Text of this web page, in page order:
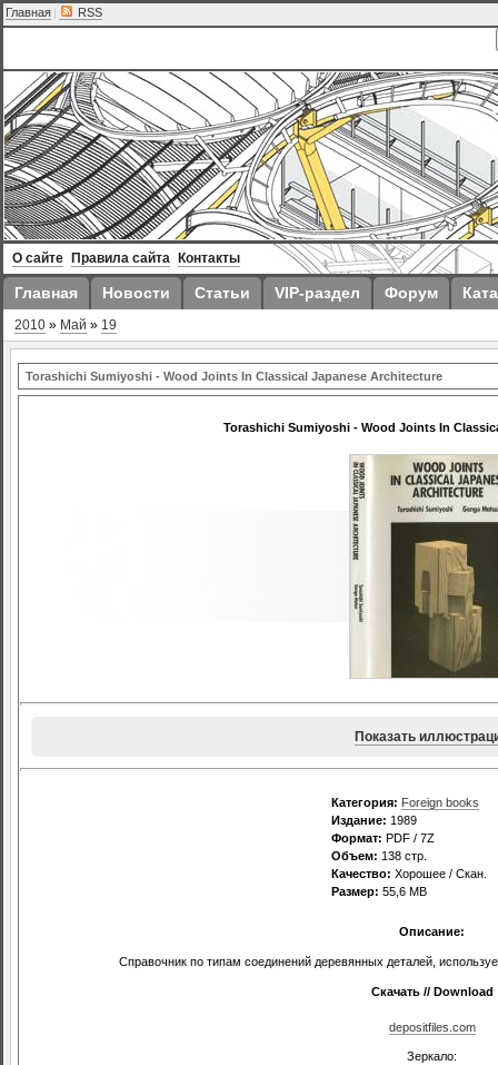
Главная | RSS
О сайте Правила сайта Контакты
Главная Новости Статьи VIP-раздел Форум
2010 » Май » 19
Torashichi Sumiyoshi - Wood Joints In Classical Japanese Architecture
Torashichi Sumiyoshi - Wood Joints In
Показать
Категория: Foreign books
Издание: 1989
Формат: PDF / 7Z
Объем: 138 стр.
Качество: Хорошее / Скан.
Размер: 55,6 MB
Описание:
Справочник по типам соединений деревянных деталей,
Скачать // Download
depositfiles.com
Зеркало: